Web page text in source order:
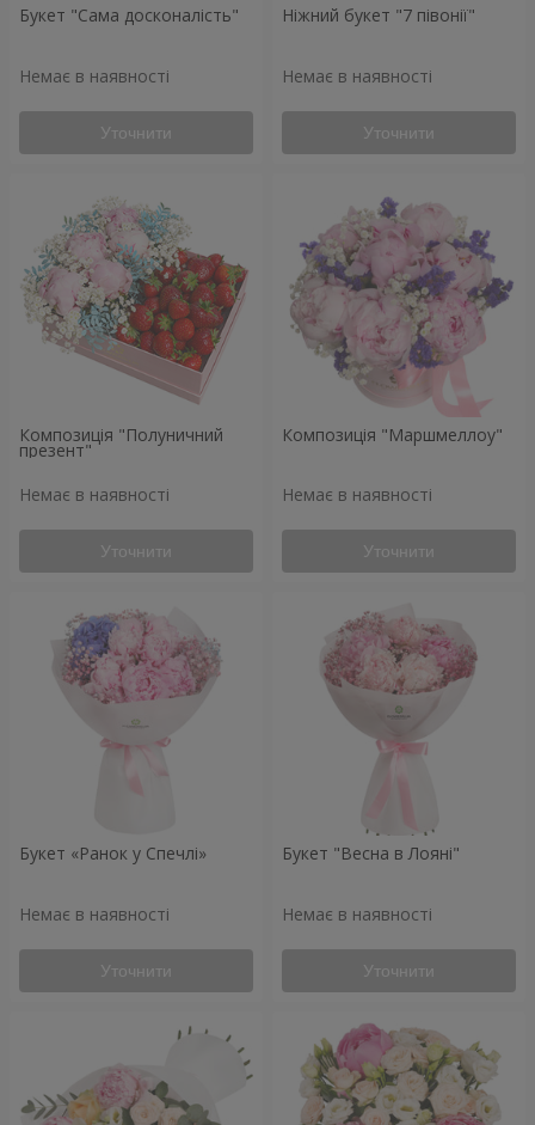
Букет "Сама досконалість"
Немає в наявності
Уточнити
Ніжний букет "7 півонії"
Немає в наявності
Уточнити
Композиція "Полуничний
презент"
Немає в наявності
Уточнити
Композиція "Маршмеллоу"
Немає в наявності
Уточнити
Букет «Ранок у Спечлі»
Немає в наявності
Уточнити
Букет "Весна в Лояні"
Немає в наявності
Уточнити